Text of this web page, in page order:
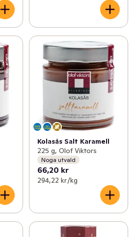
Kolasås Salt Karamell
225 g, Olof Viktors
Noga utvald
66,20 kr
294,22 kr /kg